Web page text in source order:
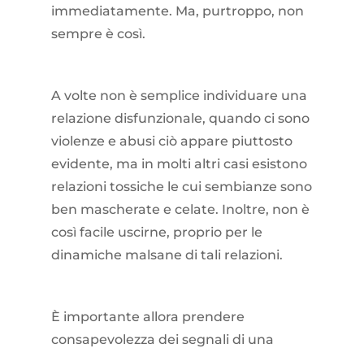
immediatamente. Ma, purtroppo, non
sempre è così.
A volte non è semplice individuare una
relazione disfunzionale, quando ci sono
violenze e abusi ciò appare piuttosto
evidente, ma in molti altri casi esistono
relazioni tossiche le cui sembianze sono
ben mascherate e celate. Inoltre, non è
così facile uscirne, proprio per le
dinamiche malsane di tali relazioni.
È importante allora prendere
consapevolezza dei segnali di una